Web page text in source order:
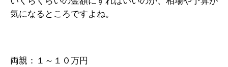
気になるところですよね。
両親：１～１０万円